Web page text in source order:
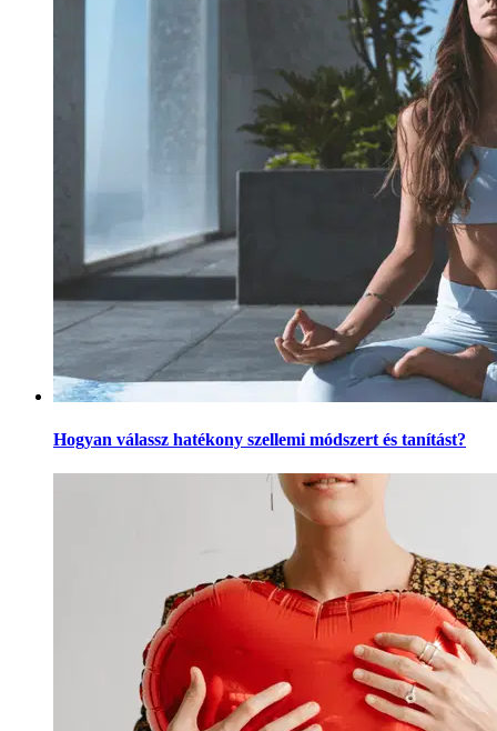
Hogyan válassz hatékony szellemi módszert és tanítást?